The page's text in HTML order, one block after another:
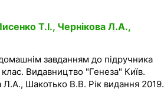
Т.І., Чернікова Л.А.,
завданням до підручника
клас. Видавництво "Генеза" Київ.
Л.А., Шакотько В.В. Рік видання 2019.